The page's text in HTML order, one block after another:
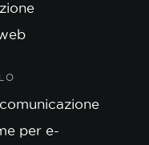
per e-